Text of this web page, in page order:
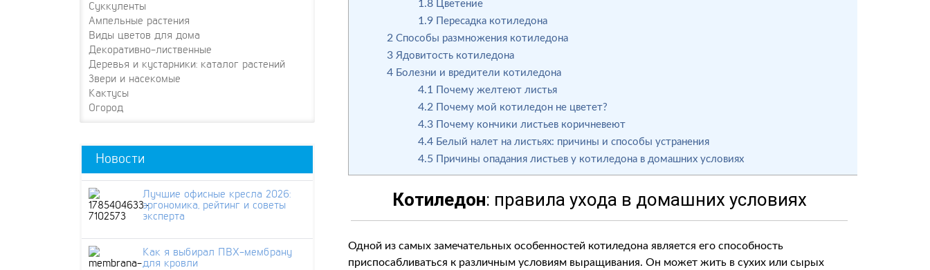
1.8 Цветение
1.9 Пересадка котиледона
2 Способы размножения котиледона
3 Ядовитость котиледона
4 Болезни и вредители котиледона
4.1 Почему желтеют листья
4.2 Почему мой котиледон не цветет?
4.3 Почему кончики листьев коричневеют
4.4 Белый налет на листьях: причины и способы устранения
4.5 Причины опадания листьев у котиледона в домашних условиях
Котиледон: правила ухода в домашних условиях
Одной из самых замечательных особенностей котиледона является его способность
приспосабливаться к различным условиям выращивания. Он может жить в сухих или сырых
Суккуленты
Ампельные растения
Виды цветов для дома
Декоративно-лиственные
Деревья и кустарники: каталог растений
Звери и насекомые
Кактусы
Огород
Новости
Лучшие офисные кресла 2026:
эргономика, рейтинг и советы
эксперта
Как я выбирал ПВХ-мембрану
для кровли